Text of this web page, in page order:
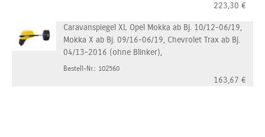
223,30 €
Caravanspiegel XL Opel Mokka ab Bj. 10/12-06/19,
Mokka X ab Bj. 09/16-06/19, Chevrolet Trax ab Bj.
04/13-2016 (ohne Blinker),
Bestell-Nr.: 102560
163,67 €